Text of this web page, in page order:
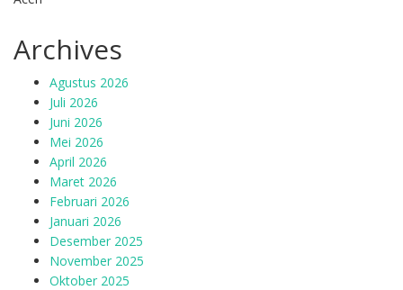
Archives
Agustus 2026
Juli 2026
Juni 2026
Mei 2026
April 2026
Maret 2026
Februari 2026
Januari 2026
Desember 2025
November 2025
Oktober 2025